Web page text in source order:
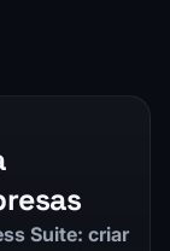
Suite: criar